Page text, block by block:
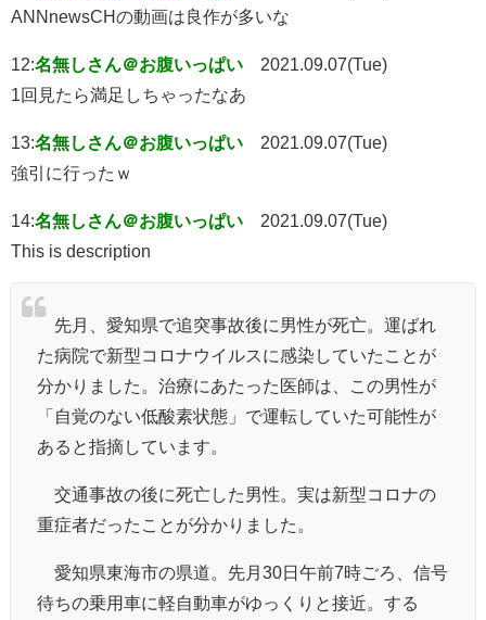
ANNnewsCHの動画は良作が多いな
12:名無しさん＠お腹いっぱい
2021.09.07(Tue)
1回見たら満足しちゃったなあ
13:名無しさん＠お腹いっぱい
2021.09.07(Tue)
強引に行ったｗ
14:名無しさん＠お腹いっぱい
2021.09.07(Tue)
This is description
先月、愛知県で追突事故後に男性が死亡。運ばれ
た病院で新型コロナウイルスに感染していたことが
分かりました。治療にあたった医師は、この男性が
「自覚のない低酸素状態」で運転していた可能性が
あると指摘しています。
交通事故の後に死亡した男性。実は新型コロナの
重症者だったことが分かりました。
愛知県東海市の県道。先月30日午前7時ごろ、信号
待ちの乗用車に軽自動車がゆっくりと接近。する